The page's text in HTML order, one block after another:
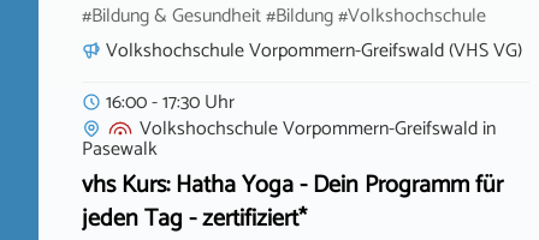
#Bildung & Gesundheit #Bildung #Volkshochschule
Volkshochschule Vorpommern-Greifswald (VHS VG)
16:00 - 17:30 Uhr
Volkshochschule Vorpommern-Greifswaldin
Pasewalk
vhs Kurs: Hatha Yoga - Dein Programm für
jeden Tag - zertifiziert*